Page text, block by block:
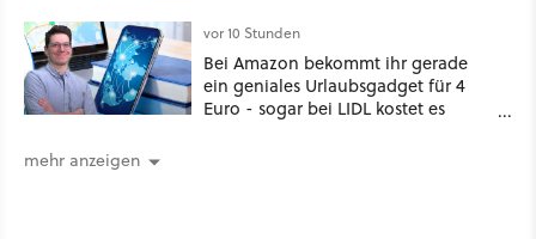
vor 10 Stunden
Bei Amazon bekommt ihr gerade
ein geniales Urlaubsgadget für 4
Euro - sogar bei LIDL kostet es
mehr anzeigen